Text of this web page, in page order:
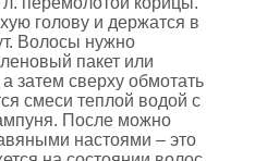
голову и держатся в
Волосы нужно
пакет или
затем сверху обмотать
смеси теплой водой с
После можно
настоями – это